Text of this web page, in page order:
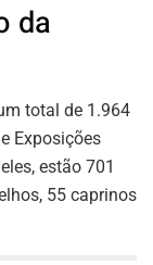
da
total de 1.964
Exposições
estão 701
55 caprinos